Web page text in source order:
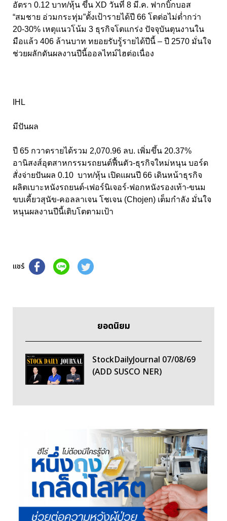
อัตรา 0.12 บาท/หุ้น ขึ้น XD วันที่ 8 มี.ค. ฟากบิ๊กบอส
“สมชาย อ่วมกระทุ่ม”ตั้งเป้ารายได้ปี 66 โตต่อไม่ต่ำกว่า
20-30% เหตุแนวโน้ม 3 ธุรกิจโตแกร่ง ปัจจุบันตุนงานใน
มือแล้ว 406 ล้านบาท ทยอยรับรู้รายได้ปีนี้ – ปี 2570 มั่นใจ
ช่วยผลักดันผลงานปีนี้ออลไทม์ไฮต่อเนื่อง
IHL
มีปันผล
ปี 65 กวาดรายได้รวม 2,070.96 ลบ. เพิ่มขึ้น 20.37%
อานิสงส์อุตสาหกรรมรถยนต์ฟื้นตัว-ธุรกิจใหม่หนุน บอร์ด
สั่งจ่ายปันผล 0.10 บาท/หุ้น เปิดแผนปี 66 เดินหน้าธุรกิจ
ผลิตเบาะหนังรถยนต์-เฟอร์นิเจอร์-ฟอกหนังรองเท้า-ขนม
ขบเคี้ยวสุนัข-คอลลาเจน โชเจน (Chojen) เต็มกำลัง มั่นใจ
หนุนผลงานปีนี้เติบโตตามเป้า
แชร์
ยอดนิยม
StockDailyJournal 07/08/69
(ADD SUSCO NER)